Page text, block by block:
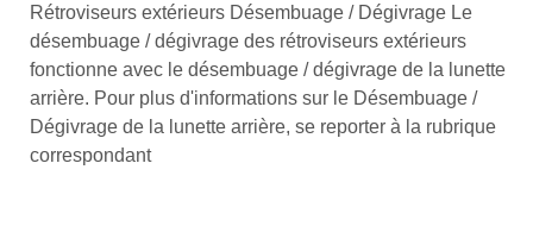
Rétroviseurs extérieurs Désembuage / Dégivrage Le
désembuage / dégivrage des rétroviseurs extérieurs
fonctionne avec le désembuage / dégivrage de la lunette
arrière. Pour plus d'informations sur le Désembuage /
Dégivrage de la lunette arrière, se reporter à la rubrique
correspondant